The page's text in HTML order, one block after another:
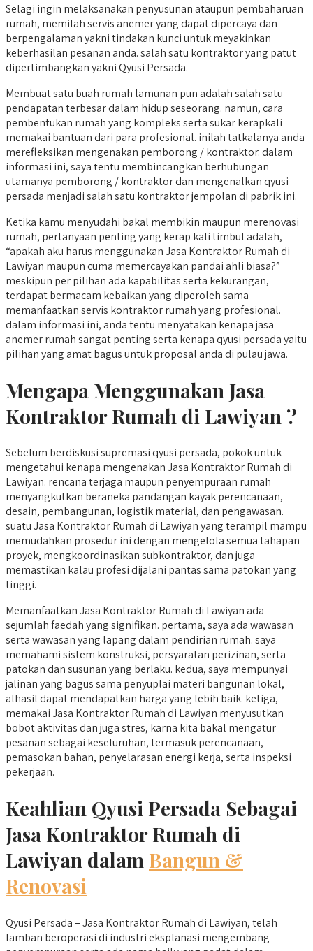
Selagi ingin melaksanakan penyusunan ataupun pembaharuan
rumah, memilah servis anemer yang dapat dipercaya dan
berpengalaman yakni tindakan kunci untuk meyakinkan
keberhasilan pesanan anda. salah satu kontraktor yang patut
dipertimbangkan yakni Qyusi Persada.
Membuat satu buah rumah lamunan pun adalah salah satu
pendapatan terbesar dalam hidup seseorang. namun, cara
pembentukan rumah yang kompleks serta sukar kerapkali
memakai bantuan dari para profesional. inilah tatkalanya anda
merefleksikan mengenakan pemborong / kontraktor. dalam
informasi ini, saya tentu membincangkan berhubungan
utamanya pemborong / kontraktor dan mengenalkan qyusi
persada menjadi salah satu kontraktor jempolan di pabrik ini.
Ketika kamu menyudahi bakal membikin maupun merenovasi
rumah, pertanyaan penting yang kerap kali timbul adalah,
“apakah aku harus menggunakan Jasa Kontraktor Rumah di
Lawiyan maupun cuma memercayakan pandai ahli biasa?”
meskipun per pilihan ada kapabilitas serta kekurangan,
terdapat bermacam kebaikan yang diperoleh sama
memanfaatkan servis kontraktor rumah yang profesional.
dalam informasi ini, anda tentu menyatakan kenapa jasa
anemer rumah sangat penting serta kenapa qyusi persada yaitu
pilihan yang amat bagus untuk proposal anda di pulau jawa.
Mengapa Menggunakan Jasa
Kontraktor Rumah di Lawiyan ?
Sebelum berdiskusi supremasi qyusi persada, pokok untuk
mengetahui kenapa mengenakan Jasa Kontraktor Rumah di
Lawiyan. rencana terjaga maupun penyempuraan rumah
menyangkutkan beraneka pandangan kayak perencanaan,
desain, pembangunan, logistik material, dan pengawasan.
suatu Jasa Kontraktor Rumah di Lawiyan yang terampil mampu
memudahkan prosedur ini dengan mengelola semua tahapan
proyek, mengkoordinasikan subkontraktor, dan juga
memastikan kalau profesi dijalani pantas sama patokan yang
tinggi.
Memanfaatkan Jasa Kontraktor Rumah di Lawiyan ada
sejumlah faedah yang signifikan. pertama, saya ada wawasan
serta wawasan yang lapang dalam pendirian rumah. saya
memahami sistem konstruksi, persyaratan perizinan, serta
patokan dan susunan yang berlaku. kedua, saya mempunyai
jalinan yang bagus sama penyuplai materi bangunan lokal,
alhasil dapat mendapatkan harga yang lebih baik. ketiga,
memakai Jasa Kontraktor Rumah di Lawiyan menyusutkan
bobot aktivitas dan juga stres, karna kita bakal mengatur
pesanan sebagai keseluruhan, termasuk perencanaan,
pemasokan bahan, penyelarasan energi kerja, serta inspeksi
pekerjaan.
Keahlian Qyusi Persada Sebagai
Jasa Kontraktor Rumah di
Lawiyan dalam Bangun &
Renovasi
Qyusi Persada – Jasa Kontraktor Rumah di Lawiyan, telah
lamban beroperasi di industri eksplanasi mengembang –